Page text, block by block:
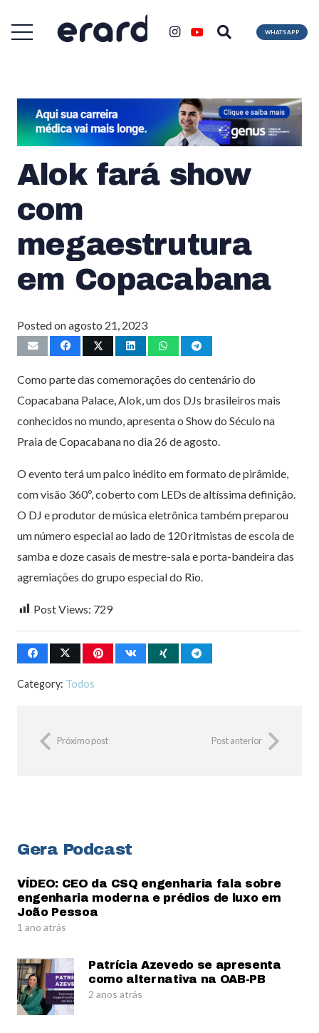
WHATSAPP
Alok fará show
com
megaestrutura
em Copacabana
Posted onagosto 21, 2023
Como parte das comemorações do centenário do
Copacabana Palace, Alok, um dos DJs brasileiros mais
conhecidos no mundo, apresenta o Show do Século na
Praia de Copacabana no dia 26 de agosto.
O evento terá um palco inédito em formato de pirâmide,
com visão 360º, coberto com LEDs de altíssima definição.
O DJ e produtor de música eletrônica também preparou
um número especial ao lado de 120 ritmistas de escola de
samba e doze casais de mestre-sala e porta-bandeira das
agremiações do grupo especial do Rio.
Post Views: 729
Category: Todos
Próximo post Post anterior
Gera Podcast
VÍDEO: CEO da CSQ engenharia fala sobre
engenharia moderna e prédios de luxo em
João Pessoa
1 ano atrás
Patrícia Azevedo se apresenta
como alternativa na OAB-PB
2 anos atrás